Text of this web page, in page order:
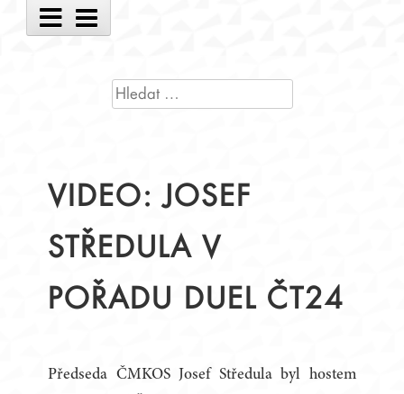
Main
Menu
VYHLEDÁVÁNÍ
VIDEO: JOSEF
STŘEDULA V
POŘADU DUEL ČT24
Předseda ČMKOS Josef Středula byl hostem